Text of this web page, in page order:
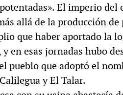
El imperio del
allá de la producción
que haber aportado la
y en esas jornadas hubo
pueblo que adoptó el
y El Talar.